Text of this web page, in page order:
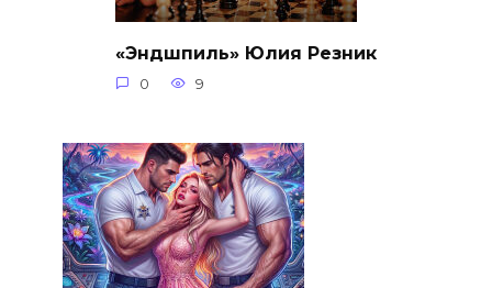
«Эндшпиль» Юлия Резник
0 9